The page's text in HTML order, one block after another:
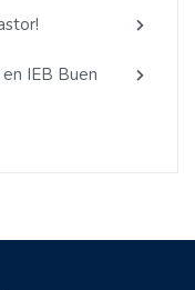
IEB Buen